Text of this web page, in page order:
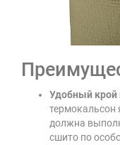
Удобный крой
термокальсон
должна
сшито по